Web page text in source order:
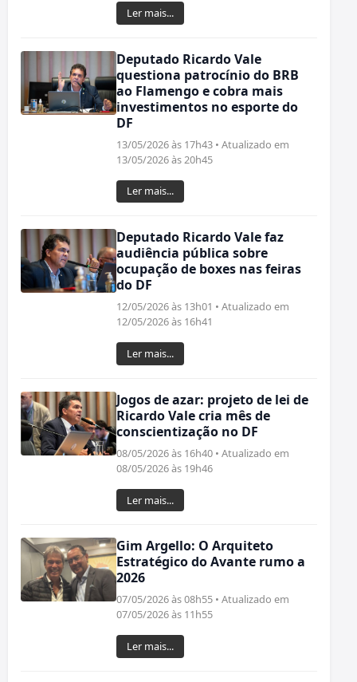
Ler mais...
Deputado Ricardo Vale
questiona patrocínio do BRB
ao Flamengo e cobra mais
investimentos no esporte do
DF
13/05/2026 às 17h43 • Atualizado em
13/05/2026 às 20h45
Ler mais...
Deputado Ricardo Vale faz
audiência pública sobre
ocupação de boxes nas feiras
do DF
12/05/2026 às 13h01 • Atualizado em
12/05/2026 às 16h41
Ler mais...
Jogos de azar: projeto de lei de
Ricardo Vale cria mês de
conscientização no DF
08/05/2026 às 16h40 • Atualizado em
08/05/2026 às 19h46
Ler mais...
Gim Argello: O Arquiteto
Estratégico do Avante rumo a
2026
07/05/2026 às 08h55 • Atualizado em
07/05/2026 às 11h55
Ler mais...